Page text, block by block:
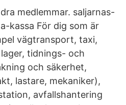
medlemmar. saljarnas-
kassa För dig som är
vägtransport, taxi,
tidnings- och
och säkerhet,
lastare, mekaniker),
avfallshantering